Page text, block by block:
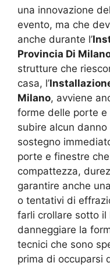
una innovazione
evento, ma che
anche durante l’
Provincia Di
strutture che
casa, l’
Milano, avviene
forme delle porte
subire alcun
sostegno
porte e finestre
compattezza,
garantire anche
o tentativi di
farli crollare sotto il
danneggiare la
tecnici che sono
prima di occuparsi